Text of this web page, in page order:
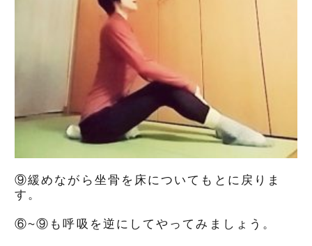
⑨緩めながら坐骨を床についてもとに戻りま
す。
⑥~⑨も呼吸を逆にしてやってみましょう。